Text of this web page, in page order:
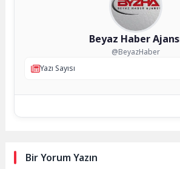
Beyaz Haber
@BeyazHaber
Yazı Sayısı
Bir Yorum Yazın